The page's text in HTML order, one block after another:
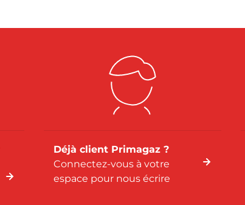
Déjà client Primagaz ?
Connectez-vous à votre
espace pour nous écrire